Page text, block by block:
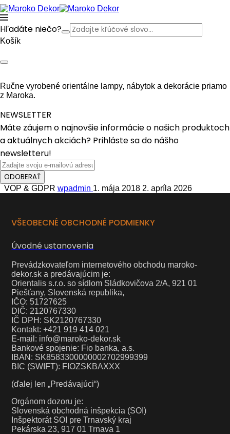
Hľadáte niečo?
Košík
Ručne vyrobené orientálne lampy, nábytok a dekorácie priamo
z Maroka.
NEWSLETTER
Máte záujem o najnovšie informácie o našich produktoch
a aktuálnych akciách? Prihláste sa do nášho
newsletteru!
ODOBERAŤ
VOP & GDPR wpadmin 1. mája 2018 2. apríla 2026
VŠEOBECNÉ OBCHODNÉ PODMIENKY
Úvodné ustanovenia
Prevádzkovateľom internetového obchodu maroko-
dekor.sk a predávajúcim je:
Orientalis s.r.o. so sídlom Sládkovičova 2/A, 921 01
Piešťany, Slovenská republika,
IČO: 51727625
DIČ: 2120767330
IČ DPH: SK2120767330
Kontakt: +421 919 414 021
E-mail: info@maroko-dekor.sk
Bankové spojenie: Fio banka, a.s.
IBAN: SK8583300000002702999399
BIC (SWIFT): FIOZSKBAXXX
(ďalej len „Predávajúci“)
Orgánom dozoru je:
Slovenská obchodná inšpekcia (SOI)
Inšpektorát SOI pre Trnavský kraj
Pekárska 23, 917 01 Trnava 1